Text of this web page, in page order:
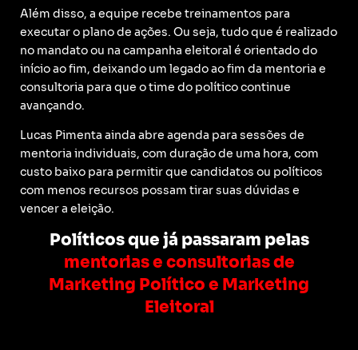
Além disso, a equipe recebe treinamentos para
executar o plano de ações. Ou seja, tudo que é realizado
no mandato ou na campanha eleitoral é orientado do
início ao fim, deixando um legado ao fim da mentoria e
consultoria para que o time do político continue
avançando.
Lucas Pimenta ainda abre agenda para sessões de
mentoria individuais, com duração de uma hora, com
custo baixo para permitir que candidatos ou políticos
com menos recursos possam tirar suas dúvidas e
vencer a eleição.
Políticos que já passaram pelas
mentorias e consultorias de
Marketing Político e Marketing
Eleitoral